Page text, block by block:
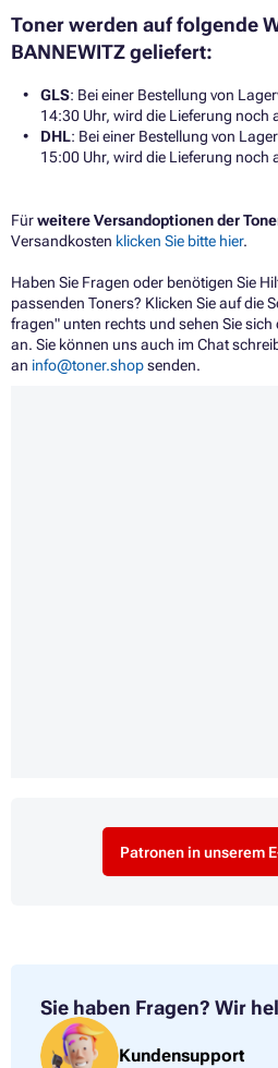
Toner werden auf folgende
BANNEWITZ geliefert:
GLS: Bei einer Bestellung von
14:30 Uhr, wird die Lieferung noch
DHL: Bei einer Bestellung von
15:00 Uhr, wird die Lieferung noch
Fürweitere Versandoptionen der
Versandkosten klicken Sie bitte hier.
Haben Sie Fragen oder benötigen Sie
passenden Toners? Klicken Sie auf die
fragen" unten rechts und sehen Sie
an. Sie können uns auch im Chat
an info@toner.shopsenden.
Patronen in unserem
Sie haben Fragen? Wir
Kundensupport